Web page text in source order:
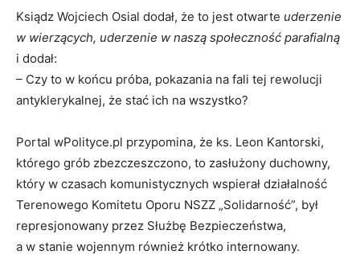
Ksiądz Wojciech Osial dodał, że to jest otwarte uderzenie
w wierzących, uderzenie w naszą społeczność parafialną
i dodał:
– Czy to w końcu próba, pokazania na fali tej rewolucji
antyklerykalnej, że stać ich na wszystko?
Portal wPolityce.pl przypomina, że ks. Leon Kantorski,
którego grób zbezczeszczono, to zasłużony duchowny,
który w czasach komunistycznych wspierał działalność
Terenowego Komitetu Oporu NSZZ „Solidarność”, był
represjonowany przez Służbę Bezpieczeństwa,
a w stanie wojennym również krótko internowany.